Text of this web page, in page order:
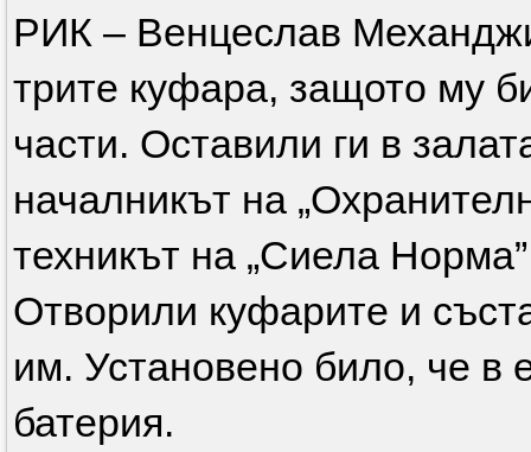
РИК – Венцеслав
трите куфара, защото му
части. Оставили ги в
началникът на
техникът на „Сиела
Отворили куфарите и
им. Установено било, че в
батерия.